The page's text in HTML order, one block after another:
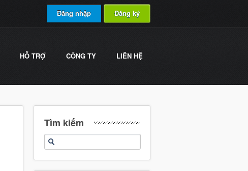
Đăng nhập Đăng ký
HỖ TRỢ CÔNG TY LIÊN HỆ
Tìm kiếm